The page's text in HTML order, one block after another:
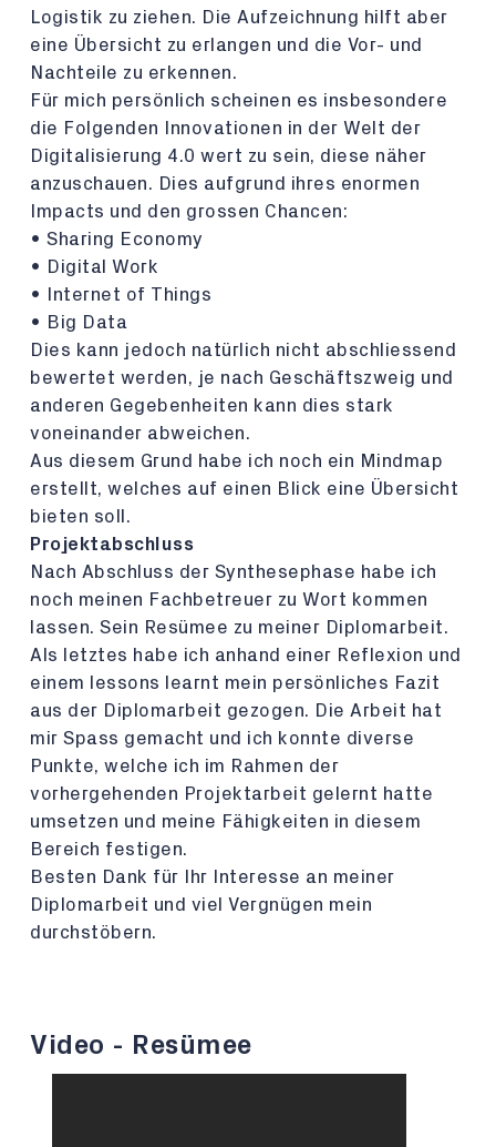
Logistik zu ziehen. Die Aufzeichnung hilft aber
eine Übersicht zu erlangen und die Vor- und
Nachteile zu erkennen.
Für mich persönlich scheinen es insbesondere
die Folgenden Innovationen in der Welt der
Digitalisierung 4.0 wert zu sein, diese näher
anzuschauen. Dies aufgrund ihres enormen
Impacts und den grossen Chancen:
• Sharing Economy
• Digital Work
• Internet of Things
• Big Data
Dies kann jedoch natürlich nicht abschliessend
bewertet werden, je nach Geschäftszweig und
anderen Gegebenheiten kann dies stark
voneinander abweichen.
Aus diesem Grund habe ich noch ein Mindmap
erstellt, welches auf einen Blick eine Übersicht
bieten soll.
Projektabschluss
Nach Abschluss der Synthesephase habe ich
noch meinen Fachbetreuer zu Wort kommen
lassen. Sein Resümee zu meiner Diplomarbeit.
Als letztes habe ich anhand einer Reflexion und
einem lessons learnt mein persönliches Fazit
aus der Diplomarbeit gezogen. Die Arbeit hat
mir Spass gemacht und ich konnte diverse
Punkte, welche ich im Rahmen der
vorhergehenden Projektarbeit gelernt hatte
umsetzen und meine Fähigkeiten in diesem
Bereich festigen.
Besten Dank für Ihr Interesse an meiner
Diplomarbeit und viel Vergnügen mein
durchstöbern.
Video - Resümee